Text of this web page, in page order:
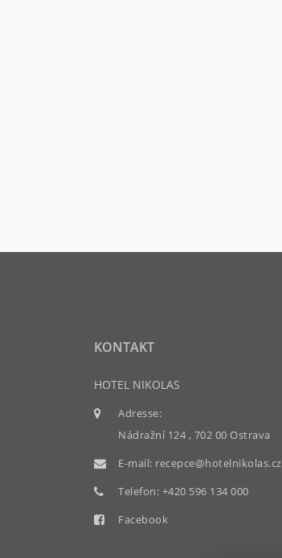
KONTAKT
HOTEL NIKOLAS
Adresse:
Nádražní 124 , 702 00 Ostrava
E-mail: recepce@hotelnikolas.cz
Telefon: +420 596 134 000
Facebook